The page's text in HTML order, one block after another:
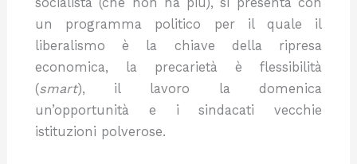
un programma politico per il quale il
liberalismo è la chiave della ripresa
economica, la precarietà è flessibilità
(smart), il lavoro la domenica
un’opportunità e i sindacati vecchie
istituzioni polverose.